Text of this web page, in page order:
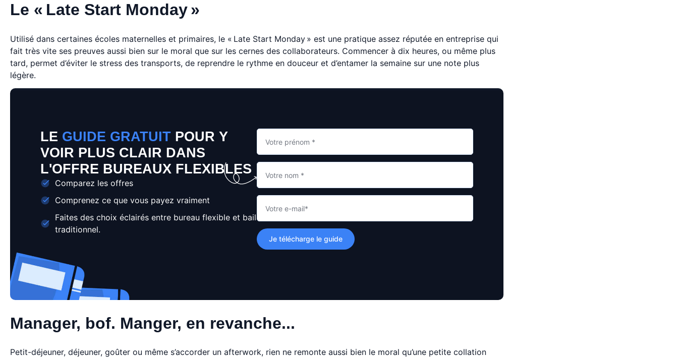
Le « Late Start Monday »
Utilisé dans certaines écoles maternelles et primaires, le « Late Start Monday » est une pratique assez réputée en entreprise qui
fait très vite ses preuves aussi bien sur le moral que sur les cernes des collaborateurs. Commencer à dix heures, ou même plus
tard, permet d’éviter le stress des transports, de reprendre le rythme en douceur et d’entamer la semaine sur une note plus
légère.
LE GUIDE GRATUIT POUR Y
VOIR PLUS CLAIR DANS
L'OFFRE BUREAUX FLEXIBLES
Comparez les offres
Comprenez ce que vous payez vraiment
Faites des choix éclairés entre bureau flexible et bail
traditionnel.
Je télécharge le guide
Manager, bof. Manger, en revanche...
Petit-déjeuner, déjeuner, goûter ou même s’accorder un afterwork, rien ne remonte aussi bien le moral qu’une petite collation